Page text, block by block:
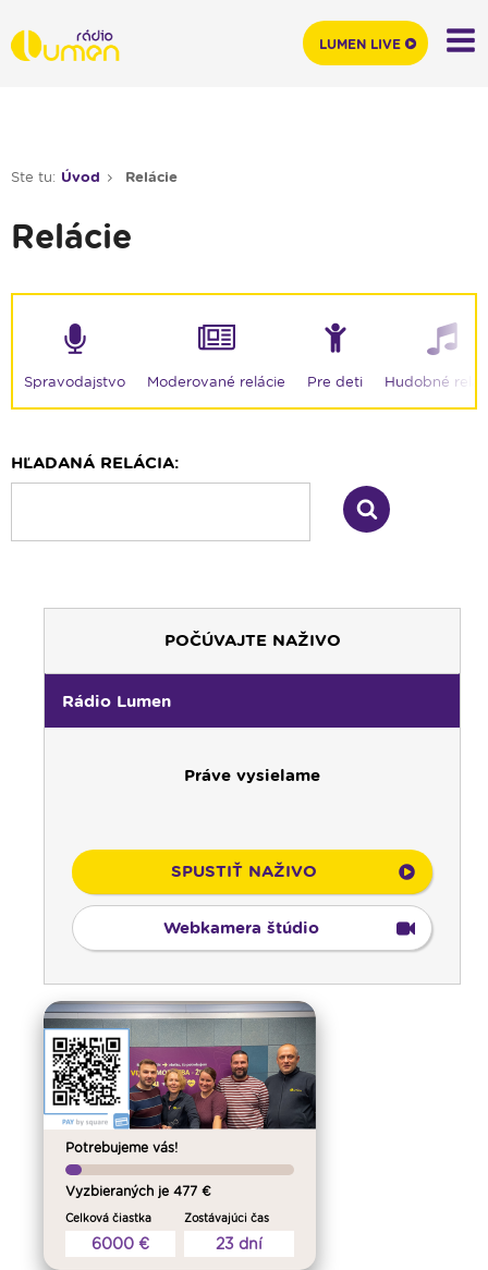
Ste tu: Úvod Relácie
Relácie
Spravodajstvo Moderované relácie Pre deti Hudobné
HĽADANÁ RELÁCIA:
POČÚVAJTE NAŽIVO
Rádio Lumen
Práve vysielame
SPUSTIŤ NAŽIVO
Webkamera štúdio
Potrebujeme vás!
Vyzbieraných je 477 €
Celková čiastka
6000 €
Zostávajúci čas
23 dní
00:00 Predel do nového dňa
00:01
AI, tešíma! - repríza
LUMEN LIVE